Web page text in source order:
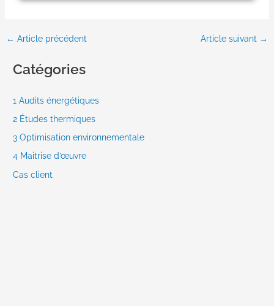
← Article précédent Article suivant →
Catégories
1 Audits énergétiques
2 Études thermiques
3 Optimisation environnementale
4 Maitrise d’œuvre
Cas client